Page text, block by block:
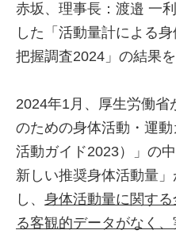
赤坂、理事長：渡邉 一
した「活動量計による
把握調査2024」の結果を
2024年1月、厚生労働省
のための身体活動・運
活動ガイド2023）」の
新しい推奨身体活動量
し、 身体活動量に関す
る客観的データがなく